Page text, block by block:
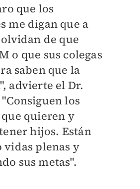
que los
me digan que a
olvidan de que
o que sus colegas
saben que la
advierte el Dr.
los
quieren y
hijos. Están
plenas y
sus metas".